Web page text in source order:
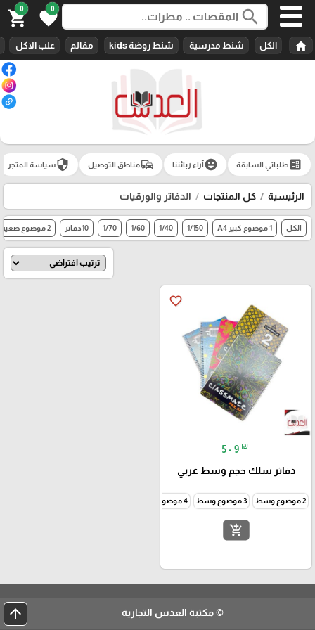
search
0
favorite
0
shopping_cart
home الكل شنط مدرسية شنط روضة kids مقالم علب الاكل
ballotطلباتي السابقة emoji_emotionsآراء زبائننا commuteمناطق التوصيل securityسياسة المتجر
الرئيسية كل المنتجات الدفاتر والورقيات
الكل 1 موضوع كبير A4 1/150
1/40
1/60
1/70 10دفاتر 2 موضوع صغير
favorite_border
5 - 9 ₪
دفاتر سلك حجم وسط عربي
2 موضوع وسط 3 موضوع وسط 4 موضوع وسط
add_shopping_cart
© مكتبة العدس التجارية arrow_upward